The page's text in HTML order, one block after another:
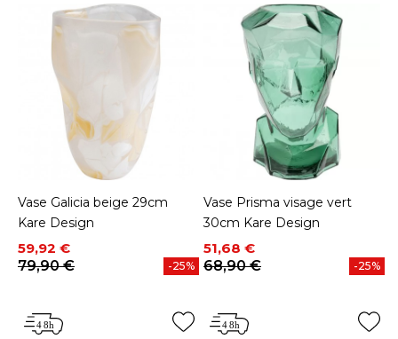
Vase Galicia beige 29cm
Kare Design
Prix
59,92 €
Prix de base
79,90 €
-25%
Vase Prisma visage vert
30cm Kare Design
Prix
51,68 €
Prix de base
68,90 €
-25%